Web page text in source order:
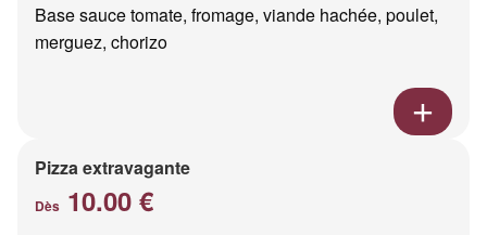
Base sauce tomate, fromage, viande hachée, poulet,
merguez, chorizo
Pizza extravagante
Dès 10.00 €